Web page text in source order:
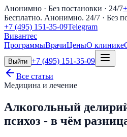
Анонимно · Без постановки · 24/7
Бесплатно. Анонимно. 24/7 · Без
+7 (495) 151-35-09Telegram
Вивантес
ПрограммыВрачиЦеныО клинике
Выйти +7 (495) 151-35-09
Все статьи
Медицина и лечение
Алкогольный
психоз - в чём